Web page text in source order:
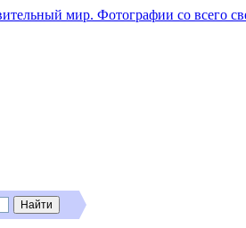
мир. Фотографии со всего